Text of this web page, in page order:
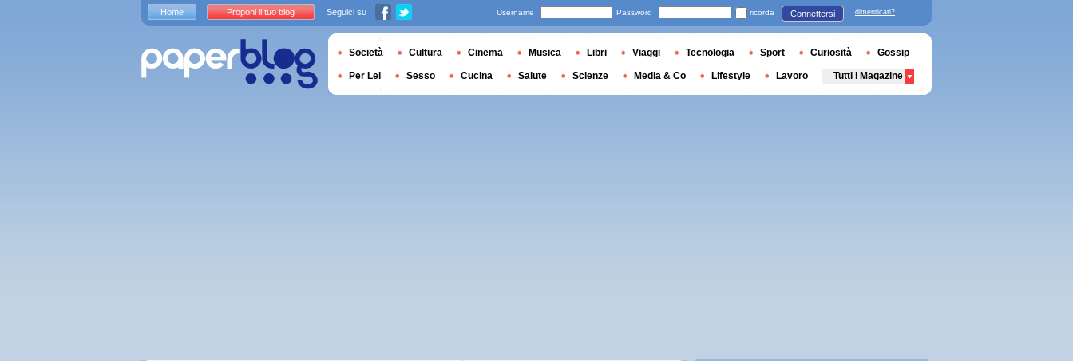
Home Proponi il tuo blog Seguici su Username Password ricorda Connettersi dimenticati?
Società Cultura Cinema Musica Libri Viaggi Tecnologia Sport Curiosità Gossip
Per Lei Sesso Cucina Salute Scienze Media & Co Lifestyle Lavoro Tutti i Magazine